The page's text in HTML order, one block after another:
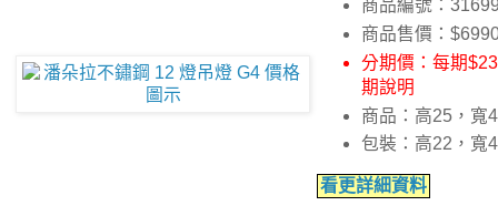
商品編號：
商品售價：
分期價：每期
期說明
商品：高25，寬
包裝：高22，寬
看更詳細資料